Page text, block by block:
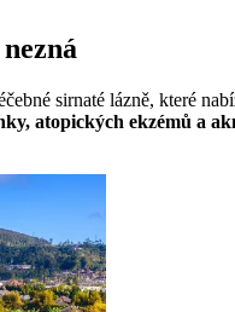
sirnaté lázně, které
atopických ekzémů a